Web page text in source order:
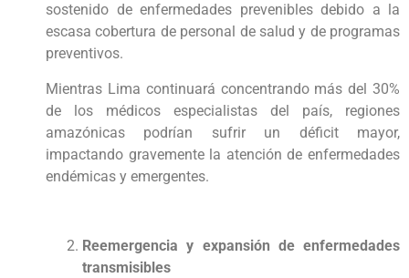
sostenido de enfermedades prevenibles debido a la
escasa cobertura de personal de salud y de programas
preventivos.
Mientras Lima continuará concentrando más del 30%
de los médicos especialistas del país, regiones
amazónicas podrían sufrir un déficit mayor,
impactando gravemente la atención de enfermedades
endémicas y emergentes.
Reemergencia y expansión de enfermedades
transmisibles